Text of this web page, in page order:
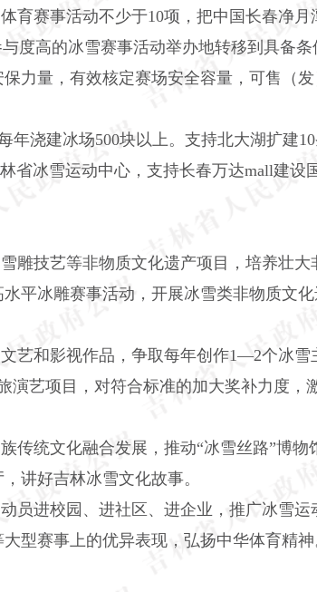
赛事活动不少于10项，把中国长春净月
度高的冰雪赛事活动举办地转移到具备
力量，有效核定赛场安全容量，可售（
浇建冰场500块以上。支持北大湖扩建
省冰雪运动中心，支持长春万达mall建设
技艺等非物质文化遗产项目，培养壮大
平冰雕赛事活动，开展冰雪类非物质文
和影视作品，争取每年创作1—2个冰雪
艺项目，对符合标准的加大奖补力度，
统文化融合发展，推动“冰雪丝路”博物
讲好吉林冰雪文化故事。
进校园、进社区、进企业，推广冰雪运
型赛事上的优异表现，弘扬中华体育精神